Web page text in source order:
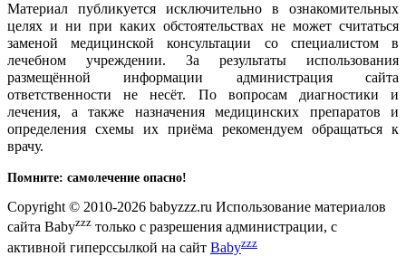
Материал публикуется исключительно в ознакомительных
целях и ни при каких обстоятельствах не может считаться
заменой медицинской консультации со специалистом в
лечебном учреждении. За результаты использования
размещённой информации администрация сайта
ответственности не несёт. По вопросам диагностики и
лечения, а также назначения медицинских препаратов и
определения схемы их приёма рекомендуем обращаться к
врачу.
Помните: самолечение опасно!
Copyright © 2010-2026 babyzzz.ru Использование материалов
сайта Babyzzz только с разрешения администрации, с
активной гиперссылкой на сайт Babyzzz